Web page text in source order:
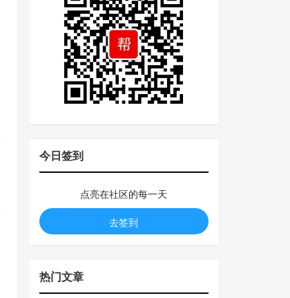
今日签到
点亮在社区的每一天
去签到
热门文章